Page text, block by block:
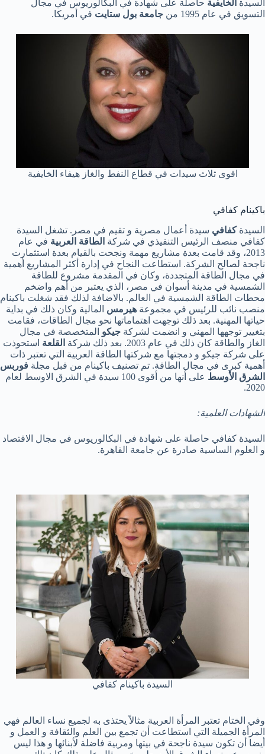
السيدة الخايفية حاصلة على شهادة في البكالوريوس في مجال
التسويق في عام 1995 من
جامعة بول ستايت في أمريكا.
اقوى ثلاث سيدات في قطاع النفط والغاز هيفاء الخايفية
باكينام كفافي
السيدةكفافي سيدة أعمال مصرية و تقيم في مصر. تشغل السيدة
كفافي منصف الرئيس التنفيذي في شركة الطاقة العربية في عام
2013، وقد قامت بعدة مشاريع مهمة ونجحت بالقيام بعدة استثمارت
ناجحة لصالح الشركة. استطاعت النجاح في إدارة أكثر المشاريع أهمية
في مجال الطاقة المتجددة، وكان في المقدمة مشروع للطاقة
الشمسية في مدينة أسوان في مصر، الذي يعتبر من أهم واضخم
محطات الطاقة الشمسية في العالم. بالاضافة لذلك فقد شغلت باكينام
منصب نائب للرئيس في مجموعة هيرمس المالية وكان ذلك في بداية
حياتها المهنية. بعد ذلك توجهت اهتماماتها نحو مجال الطاقات، فقامت
بتغيير توجهها المهني و انضمت لشركة جيكو المتخصصة في مجال
الغاز والطاقة كان ذلك في عام 2003. بعد ذلك شركة
القلعة استحوذت
على شركة جيكو و دمجتها مع شركتها الطاقة العربية التي تعتبر ذات
أهمية كبرى في مجال الطاقة. تم تصنيف باكينام من قبل مجلة فوربس
الشرق الأوسط
على أنها من أقوى 100 سيدة في الشرق الاوسط لعام
2020.
الشهادات العلمية:
السيدة كفافي حاصلة على شهادة في البكالوريوس في مجال الاقتصاد
و العلوم الساسية صادرة عن جامعة القاهرة.
السيدة باكينام كفافي
وفي الختام تعتبر المرأة العربية مثالاً يحتذى به لجميع نساء العالم فهي
المرأة الجميلة التي استطاعت أن تجمع بين العلم والثقافة و العمل و
أيضا أن تكون سيدة ناجحة في بيتها ومربية فاضلة لأبنائها و هذا ليس